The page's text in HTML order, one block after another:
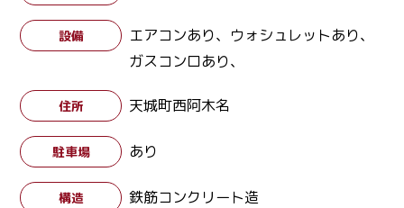
設備
エアコンあり、ウォシュレットあり、
ガスコンロあり、
住所 天城町西阿木名
駐車場 あり
構造 鉄筋コンクリート造